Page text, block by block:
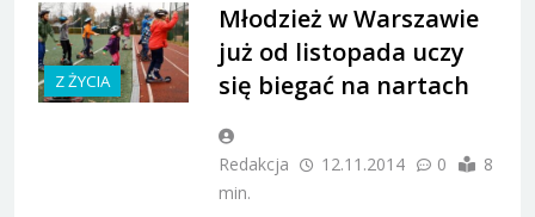
Z ŻYCIA
Młodzież w Warszawie
już od listopada uczy
się biegać na nartach
Redakcja 12.11.2014 0
8
min.